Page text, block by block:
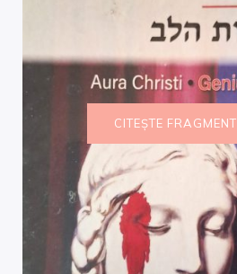
CITEȘTE FRAGMENT